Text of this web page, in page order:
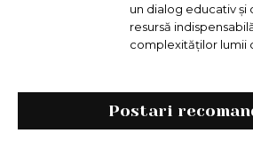
un dialog educativ și
resursă
complexităților lumii
Postari